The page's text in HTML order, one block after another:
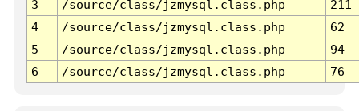
3 /source/class/jzmysql.class.php
211
4
/source/class/jzmysql.class.php
62
5
/source/class/jzmysql.class.php
94
6
/source/class/jzmysql.class.php 76